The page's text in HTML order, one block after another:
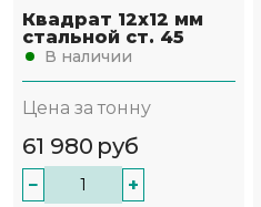
Квадрат 12х12 мм
стальной ст. 45
В наличии
Цена за тонну
61 980 руб
− +